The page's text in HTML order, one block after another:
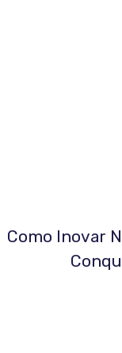
Como Inovar